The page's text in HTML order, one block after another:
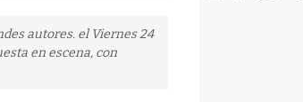
autores. el Viernes 24
en escena, con